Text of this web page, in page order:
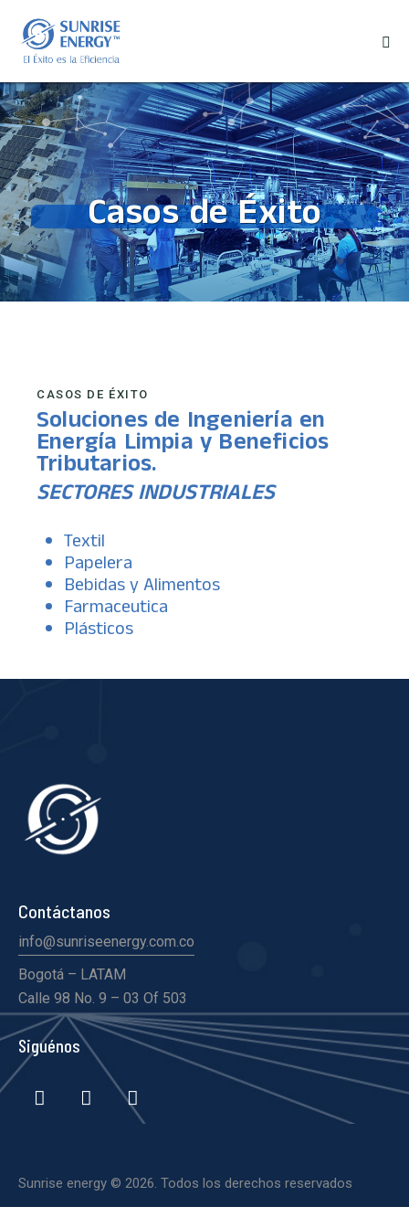
Casos de Éxito
CASOS DE ÉXITO
Soluciones de Ingeniería en
EnergíaLimpia y Beneficios
Tributarios.
SECTORES INDUSTRIALES
Textil
Papelera
Bebidas y Alimentos
Farmaceutica
Plásticos
Contáctanos
info@sunriseenergy.com.co
Bogotá – LATAM
Calle 98 No. 9 – 03 Of 503
Siguénos
Sunrise energy © 2026. Todos los derechos reservados